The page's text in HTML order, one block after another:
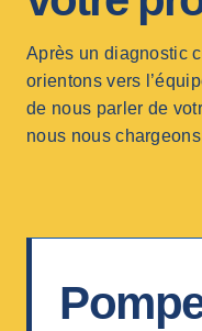
Après un diagnostic
orientons vers
de nous parler de
nous nous